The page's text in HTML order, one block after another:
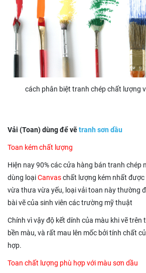
cách phân biệt tranh chép chất lượng
Vải (Toan) dùng để vẽtranh sơn dầu
Toan kém chất lượng
Hiện nay 90% các cửa hàng bán tranh chép
dùng loạiCanvaschất lượng kém nhất
vừa thưa vừa yếu, loại vải toan này thường
bài vẽ của sinh viên các trường mỹ thuật
Chính vì vậy độ kết dính của màu khi vẽ trên
bền màu, và rất mau lên mốc bởi tính chất
hợp.
Toan chất lượng phù hợp với màu sơn dầu